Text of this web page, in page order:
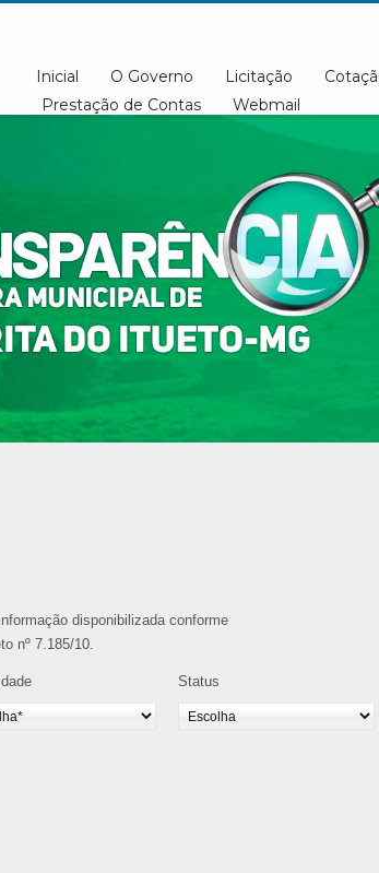
Inicial O Governo Licitação
Prestação de Contas
Webmail
disponibilizada conforme
nº 7.185/10.
Status